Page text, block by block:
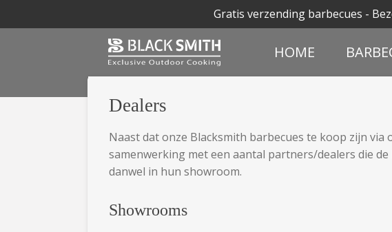
direct
Gratis verzending barbecues -
HOME
Dealers
Naast dat onze Blacksmith barbecues te koop zijn via
samenwerking met een aantal partners/dealers die
danwel in hun showroom.
Showrooms